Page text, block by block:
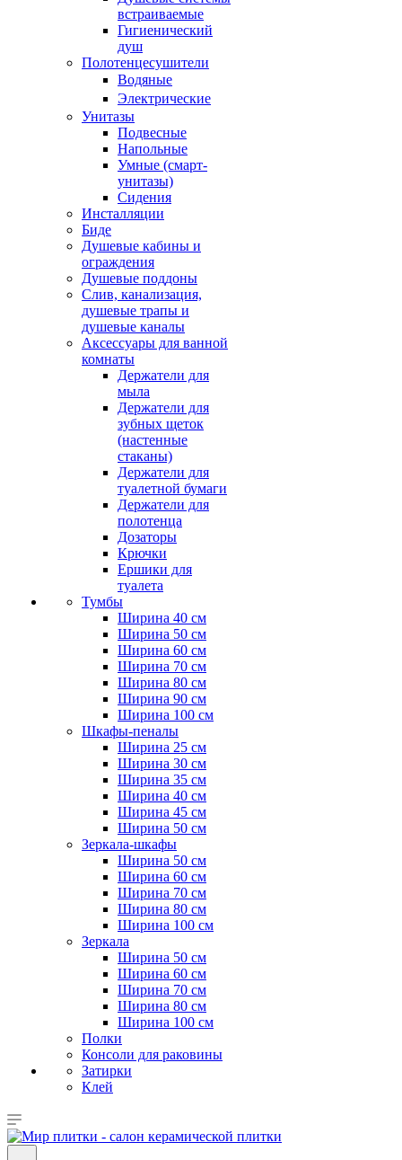
встраиваемые
Гигиенический
душ
Полотенцесушители
ㅤВодяные
ㅤЭлектрические
Унитазы
Подвесные
Напольные
Умные (смарт-
унитазы)
Сидения
Инсталляции
Биде
Душевые кабины и
ограждения
Душевые поддоны
Слив, канализация,
душевые трапы и
душевые каналы
Аксессуары для ванной
комнаты
Держатели для
мыла
Держатели для
зубных щеток
(настенные
стаканы)
Держатели для
туалетной бумаги
Держатели для
полотенца
Дозаторы
Крючки
Ершики для
туалета
Тумбы
Ширина 40 см
Ширина 50 см
Ширина 60 см
Ширина 70 см
Ширина 80 см
Ширина 90 см
Ширина 100 см
Шкафы-пеналы
Ширина 25 см
Ширина 30 см
Ширина 35 см
Ширина 40 см
Ширина 45 см
Ширина 50 см
Зеркала-шкафы
Ширина 50 см
Ширина 60 см
Ширина 70 см
Ширина 80 см
Ширина 100 см
Зеркала
Ширина 50 см
Ширина 60 см
Ширина 70 см
Ширина 80 см
Ширина 100 см
Полки
Консоли для раковины
Затирки
Клей